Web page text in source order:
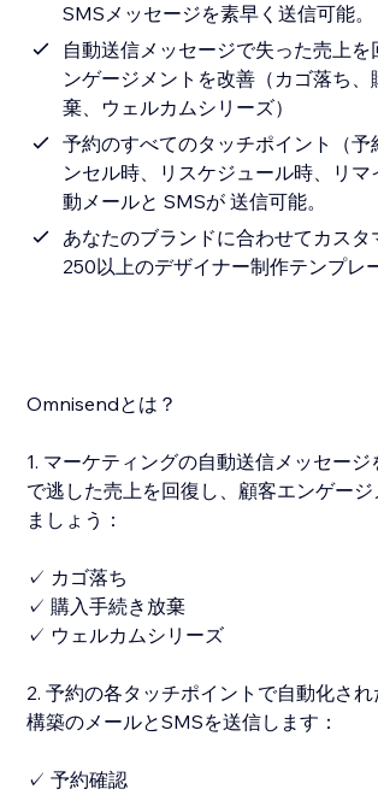
SMSメッセージを素早く送信可能。
自動送信メッセージで失った売上を
ンゲージメントを改善（カゴ落ち、
棄、ウェルカムシリーズ）
予約のすべてのタッチポイント（予
ンセル時、リスケジュール時、リマ
動メールと SMSが 送信可能。
あなたのブランドに合わせてカスタ
250以上のデザイナー制作テンプレ
Omnisendとは？
1. マーケティングの自動送信メッセージ
で逃した売上を回復し、顧客エンゲー
ましょう：
✓ カゴ落ち
✓ 購入手続き放棄
✓ ウェルカムシリーズ
2. 予約の各タッチポイントで自動化さ
構築のメールとSMSを送信します：
✓ 予約確認